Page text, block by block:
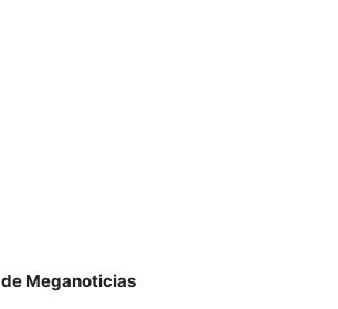
Meganoticias